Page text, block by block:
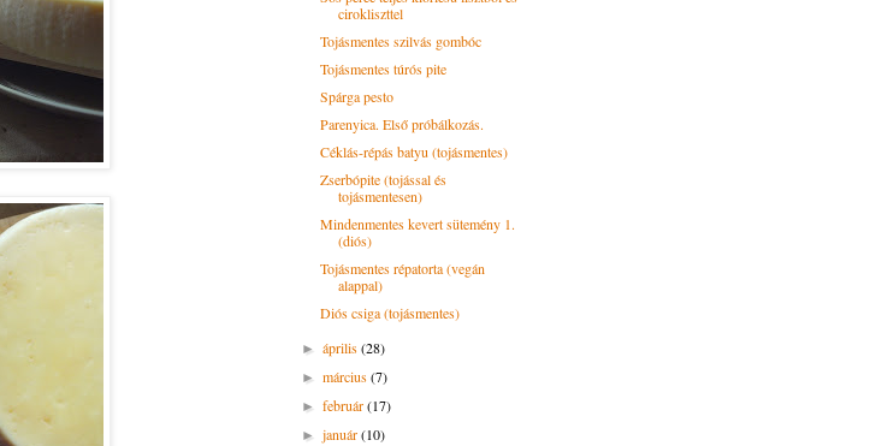
cirokliszttel
Tojásmentes szilvás gombóc
Tojásmentes túrós pite
Spárga pesto
Parenyica. Első próbálkozás.
Céklás-répás batyu (tojásmentes)
Zserbópite (tojással és
tojásmentesen)
Mindenmentes kevert sütemény 1.
(diós)
Tojásmentes répatorta (vegán
alappal)
Diós csiga (tojásmentes)
►április(28)
►március(7)
►február(17)
►január(10)